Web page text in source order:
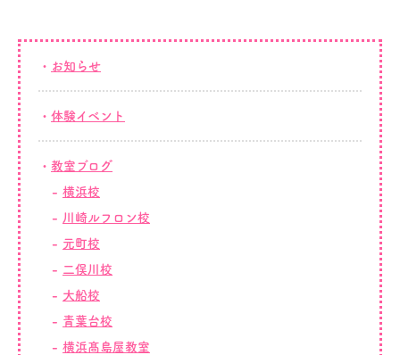
お知らせ
体験イベント
教室ブログ
横浜校
川崎ルフロン校
元町校
二俣川校
大船校
青葉台校
横浜髙島屋教室